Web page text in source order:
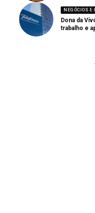
NEGÓCIOS E
Dona da
trabalho e